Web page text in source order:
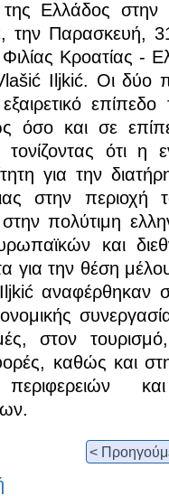
Ελλάδος στην
την Παρασκευή,
Κροατίας -
Iljkić. Οι δύο
όσο και σε
ότι η
για την
στην
πολύτιμη
και
για την θέση
αναφέρθηκαν
στον
καθώς και
περιφερειών
<